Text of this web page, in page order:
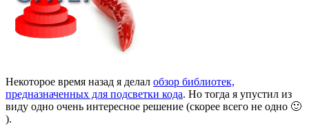
Некоторое время назад я делал обзор библиотек,
предназначенных для подсветки кода. Но тогда я упустил из
виду одно очень интересное решение (скорее всего не одно 🙂
).